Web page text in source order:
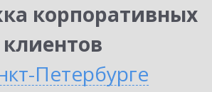
корпоративных
клиентов
Петербурге